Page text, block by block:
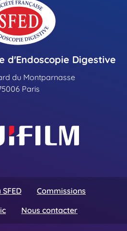
d'Endoscopie Digestive
du Montparnasse
Paris
SFED
Commissions
Nous contacter